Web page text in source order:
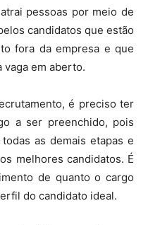
pessoas por meio de
candidatos que estão
fora da empresa e que
em aberto.
é preciso ter
a ser preenchido, pois
as demais etapas e
melhores candidatos. É
de quanto o cargo
do candidato ideal.